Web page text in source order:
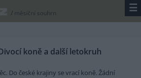
/ měsíční souhrn ☰
koně a další letokruh
Do české krajiny se vrací koně. Žádní